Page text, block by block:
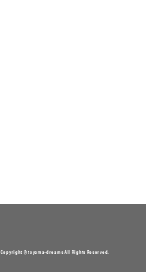
Copyright © toyama-dreams All Rights Reserved.